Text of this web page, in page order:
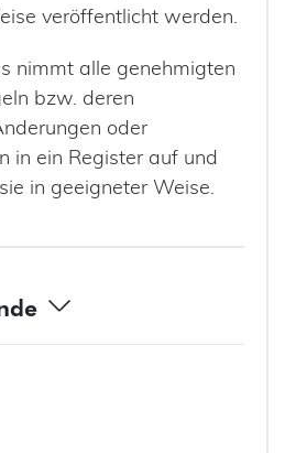
veröffentlicht werden.
nimmt alle genehmigten
bzw. deren
oder
in ein Register auf und
in geeigneter Weise.
Verhaltensregeln
Anwendung dieser